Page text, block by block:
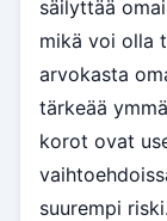
säilyttää
mikä voi olla
arvokasta
tärkeää
korot ovat
suurempi riski.